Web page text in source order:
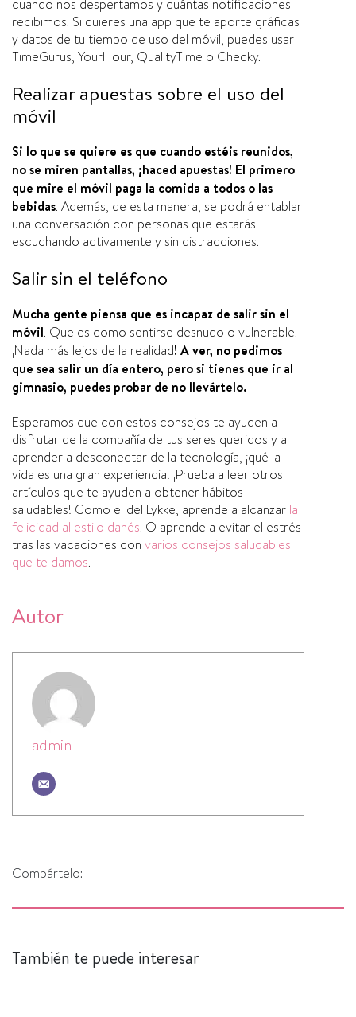
cuando nos despertamos y cuántas notificaciones
recibimos. Si quieres una app que te aporte gráficas
y datos de tu tiempo de uso del móvil, puedes usar
TimeGurus, YourHour, QualityTime o Checky.
Realizar apuestas sobre el uso del
móvil
Si lo que se quiere es que cuando estéis reunidos,
no se miren pantallas, ¡haced apuestas! El primero
que mire el móvil paga la comida a todos o las
bebidas. Además, de esta manera, se podrá entablar
una conversación con personas que estarás
escuchando activamente y sin distracciones.
Salir sin el teléfono
Mucha gente piensa que es incapaz de salir sin el
móvil. Que es como sentirse desnudo o vulnerable.
¡Nada más lejos de la realidad! A ver, no pedimos
que sea salir un dí­a entero, pero si tienes que ir al
gimnasio, puedes probar de no llevártelo.
Esperamos que con estos consejos te ayuden a
disfrutar de la compañí­a de tus seres queridos y a
aprender a desconectar de la tecnologí­a, ¡qué la
vida es una gran experiencia! ¡Prueba a leer otros
artí­culos que te ayuden a obtener hábitos
saludables! Como el del Lykke, aprende a alcanzar la
felicidad al estilo danés. O aprende a evitar el estrés
tras las vacaciones con varios consejos saludables
que te damos.
Autor
admin
Compártelo:
También te puede interesar